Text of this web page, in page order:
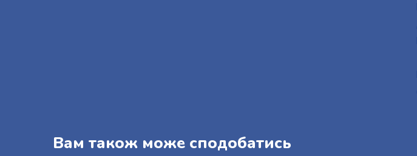
Вам також може сподобатись